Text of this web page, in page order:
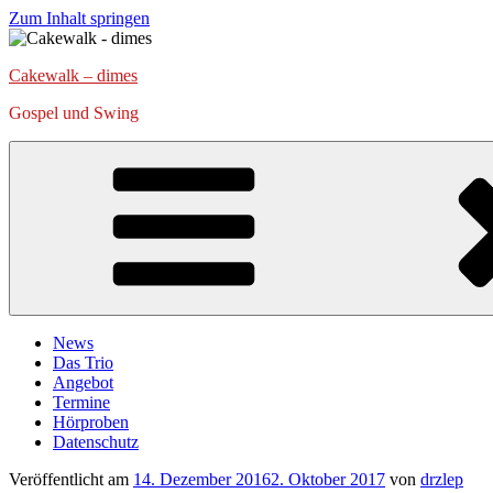
Zum Inhalt springen
Cakewalk – dimes
Gospel und Swing
News
Das Trio
Angebot
Termine
Hörproben
Datenschutz
Veröffentlicht am 14. Dezember 20162. Oktober 2017 von drzlep